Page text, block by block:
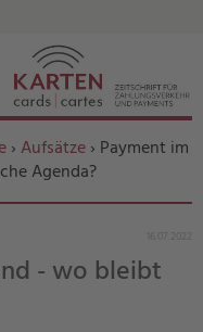
› Aufsätze› Payment im
Agenda?
- wo bleibt